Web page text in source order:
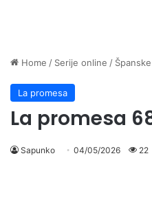
Home / Serije online /
La promesa
La promesa
Sapunko 04/05/2026 22